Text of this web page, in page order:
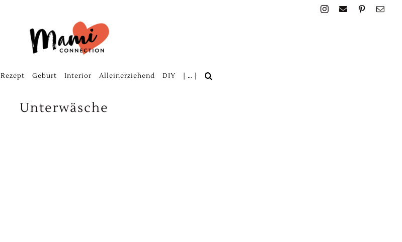
Rezept Geburt Interior Alleinerziehend DIY | … |
Unterwäsche